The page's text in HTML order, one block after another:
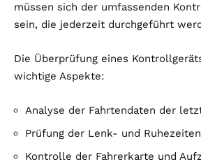
müssen sich der umfassenden
sein, die jederzeit durchgeführt
Die Überprüfung eines
wichtige Aspekte:
Analyse der Fahrtendaten der
Prüfung der Lenk- und Ruhezeiten
Kontrolle der Fahrerkarte und